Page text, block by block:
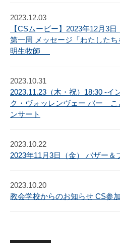
2023.12.03
【CSムービー】2023年12月3
第一周 メッセージ「わたした
明生牧師
2023.10.31
2023.11.23（木・祝）18:30 -イ
ク・ヴォッレンヴェー バー こ
ンサート
2023.10.22
2023年11月3日（金） バザー＆
2023.10.20
教会学校からのお知らせ CS参